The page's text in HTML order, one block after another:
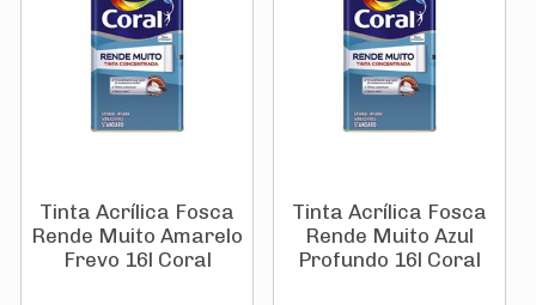
Tinta Acrílica Fosca
Rende Muito Amarelo
Frevo 16l Coral
Tinta Acrílica Fosca
Rende Muito Azul
Profundo 16l Coral